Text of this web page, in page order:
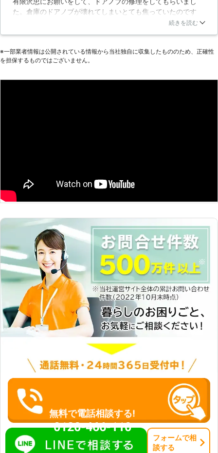
います。 ■日本全国のご依頼に受付
対応可能 建具交換修理110番では日
本全国の加盟店と提携しております。
急なトラブルにもスピード対応が可
丁寧に対応 建具交換修理110番では
た。倉庫のドアノブが壊れてしまいとても焦っていたのです
が、連絡をしたその日に来てくれたためとても助かりました。
のですが、思ったより安くてよかったです。
続きを読む
※⼀部業者情報は公開されている情報から当社独⾃に収集したもののため、正確性
を担保するものではございません。
無料で電話相談する!
0120-466-110
フォームで相
談する